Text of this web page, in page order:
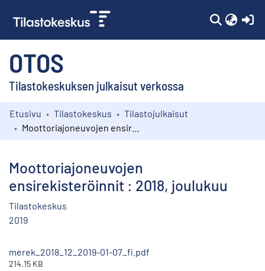
OTOS
Tilastokeskuksen julkaisut verkossa
Kokoelmat
Etusivu Tilastokeskus
Tilastojulkaisut
Moottoriajoneuvojen
ensirekisteröinnit : 2018, joulukuu
Tilastokeskus
2019
merek_2018_12_2019-01-07_fi.pdf
214.15 KB